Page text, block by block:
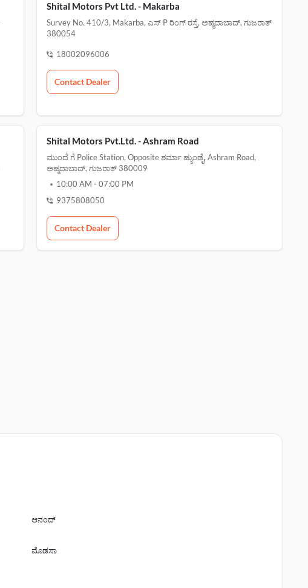
Shital Motors Pvt Ltd. - Makarba
Survey No. 410/3, Makarba, ಎಸ್‌ P ರಿಂಗ್ ರಸ್ತೆ, ಅಹ್ಮದಾಬಾದ್, ಗುಜರಾತ್
380054
18002096006
Contact Dealer
Shital Motors Pvt.Ltd. - Ashram Road
ಮುಂದೆ ಗೆ Police Station, Opposite ಶರ್ಮಾ ಹ್ಯುಂಡೈ, Ashram Road,
ಅಹ್ಮದಾಬಾದ್, ಗುಜರಾತ್ 380009
10:00 AM -07:00 PM
9375808050
Contact Dealer
ಆನಂದ್
ಮೊಡಸಾ